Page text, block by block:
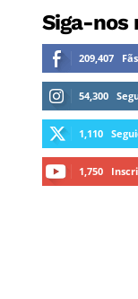
Siga-nos
209,407 Fãs
54,300
1,110
1,750